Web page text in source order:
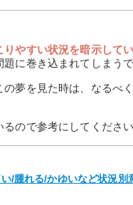
やすい状況を暗示してい
に巻き込まれてしまうで
夢を見た時は、なるべ
ので参考にしてください
/腫れる/かゆいなど状況別